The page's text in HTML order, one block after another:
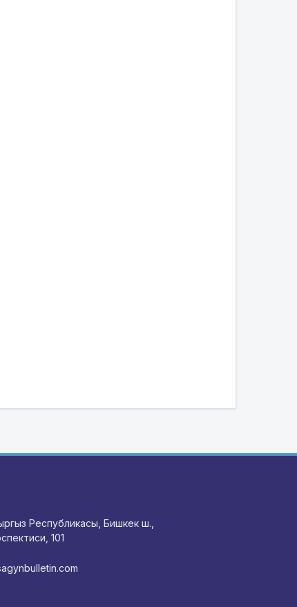
Республикасы, Бишкек ш.,
101